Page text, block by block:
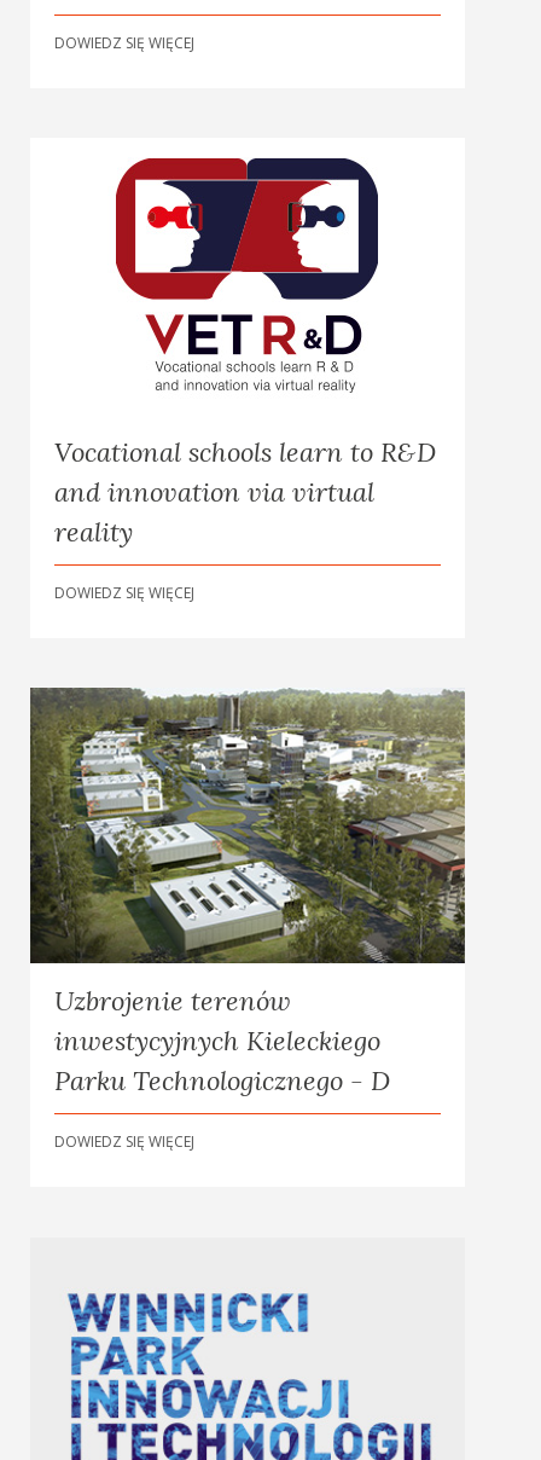
DOWIEDZ SIĘ WIĘCEJ
Vocational schools learn to R&D
and innovation via virtual
reality
DOWIEDZ SIĘ WIĘCEJ
Uzbrojenie terenów
inwestycyjnych Kieleckiego
Parku Technologicznego - D
DOWIEDZ SIĘ WIĘCEJ